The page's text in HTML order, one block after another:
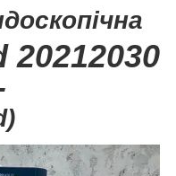
20212030